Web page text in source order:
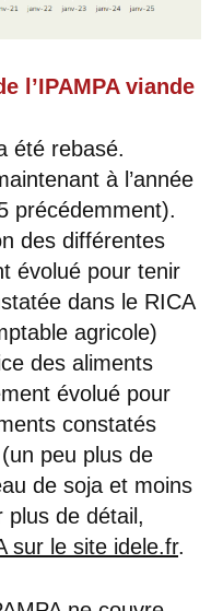
l’IPAMPA viande
été rebasé.
à l’année
précédemment).
des différentes
évolué pour tenir
dans le RICA
agricole)
des aliments
évolué pour
constatés
peu plus de
de soja et moins
plus de détail,
sur le site idele.fr.